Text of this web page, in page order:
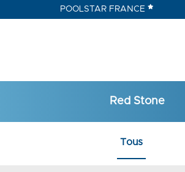
POOLSTAR FRANCE
Red Stone
Tous